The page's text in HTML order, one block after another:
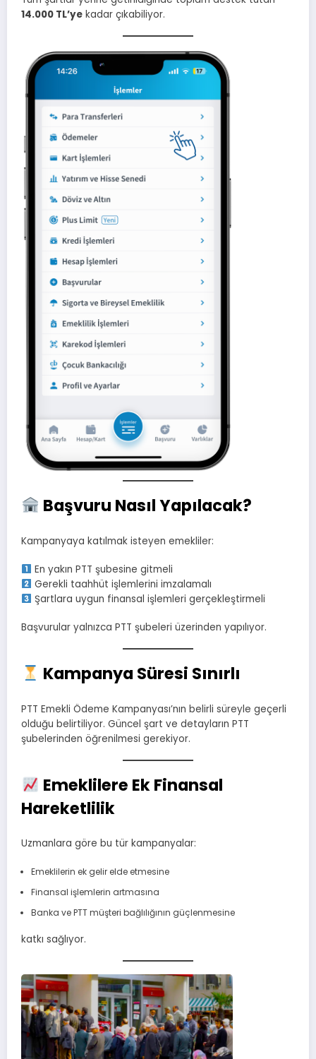
14.000 TL’ye kadar çıkabiliyor.
Başvuru Nasıl Yapılacak?
Kampanyaya katılmak isteyen emekliler:
En yakın PTT şubesine gitmeli
Gerekli taahhüt işlemlerini imzalamalı
Şartlara uygun finansal işlemleri gerçekleştirmeli
Başvurular yalnızca PTT şubeleri üzerinden yapılıyor.
Kampanya Süresi Sınırlı
PTT Emekli Ödeme Kampanyası’nın belirli süreyle geçerli
olduğu belirtiliyor. Güncel şart ve detayların PTT
şubelerinden öğrenilmesi gerekiyor.
Emeklilere Ek Finansal
Hareketlilik
Uzmanlara göre bu tür kampanyalar:
Emeklilerin ek gelir elde etmesine
Finansal işlemlerin artmasına
Banka ve PTT müşteri bağlılığının güçlenmesine
katkı sağlıyor.